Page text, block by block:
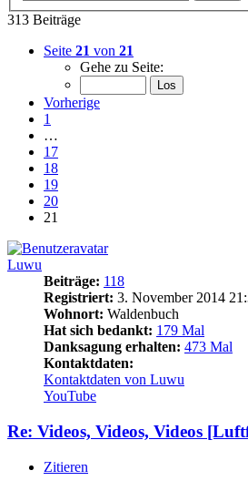
313 Beiträge
Seite 21 von 21
Gehe zu Seite:
Vorherige
1
…
17
18
19
20
21
Luwu
Beiträge: 118
Registriert: 3. November 2014
Wohnort: Waldenbuch
Hat sich bedankt: 179 Mal
Danksagung erhalten: 473 Mal
Kontaktdaten:
Kontaktdaten von Luwu
YouTube
Re: Videos, Videos, Videos
Zitieren